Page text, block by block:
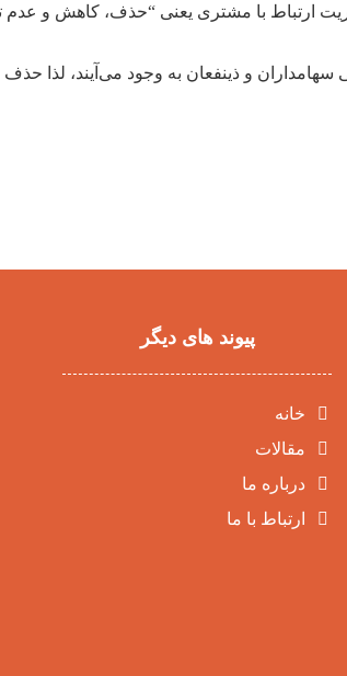
ارتباط با مشتری یعنی “حذف، کاهش و عدم
و ذینفعان به وجود می‌آیند، لذا
پیوند های دیگر
خانه
مقالات
درباره ما
ارتباط با ما